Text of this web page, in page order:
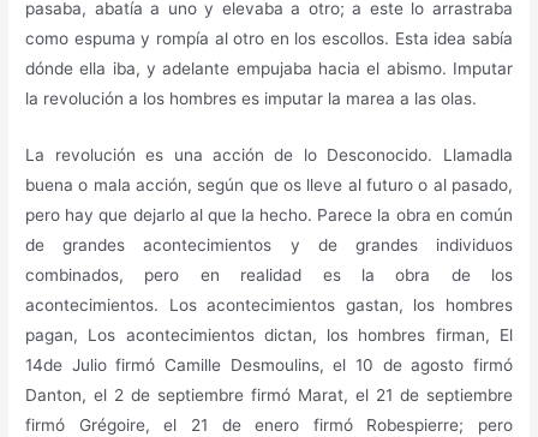
pasaba, abatía a uno y elevaba a otro; a este lo arrastraba
como espuma y rompía al otro en los escollos. Esta idea sabía
dónde ella iba, y adelante empujaba hacia el abismo. Imputar
la revolución a los hombres es imputar la marea a las olas.
La revolución es una acción de lo Desconocido. Llamadla
buena o mala acción, según que os lleve al futuro o al pasado,
pero hay que dejarlo al que la hecho. Parece la obra en común
de grandes acontecimientos y de grandes individuos
combinados, pero en realidad es la obra de los
acontecimientos. Los acontecimientos gastan, los hombres
pagan, Los acontecimientos dictan, los hombres firman, El
14de Julio firmó Camille Desmoulins, el 10 de agosto firmó
Danton, el 2 de septiembre firmó Marat, el 21 de septiembre
firmó Grégoire, el 21 de enero firmó Robespierre; pero